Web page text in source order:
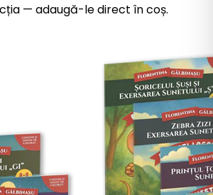
— adaugă-le direct în coș.